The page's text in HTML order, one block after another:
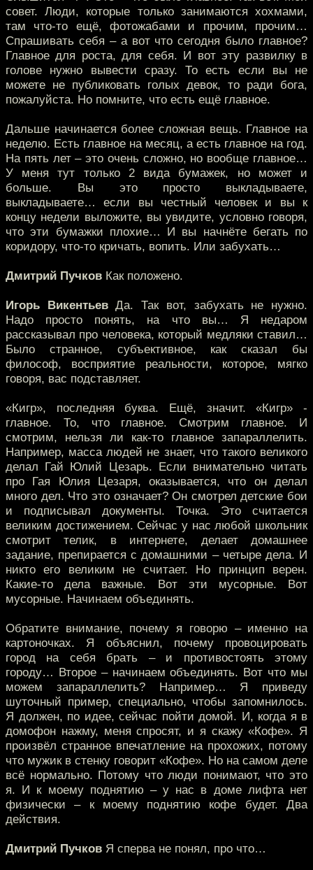
совет. Люди, которые только занимаются хохмами,
там что-то ещё, фотожабами и прочим, прочим…
Спрашивать себя – а вот что сегодня было главное?
Главное для роста, для себя. И вот эту развилку в
голове нужно вывести сразу. То есть если вы не
можете не публиковать голых девок, то ради бога,
пожалуйста. Но помните, что есть ещё главное.
Дальше начинается более сложная вещь. Главное на
неделю. Есть главное на месяц, а есть главное на год.
На пять лет – это очень сложно, но вообще главное…
У меня тут только 2 вида бумажек, но может и
больше. Вы это просто выкладываете,
выкладываете… если вы честный человек и вы к
концу недели выложите, вы увидите, условно говоря,
что эти бумажки плохие… И вы начнёте бегать по
коридору, что-то кричать, вопить. Или забухать…
Дмитрий Пучков Как положено.
Игорь ВикентьевДа. Так вот, забухать не нужно.
Надо просто понять, на что вы… Я недаром
рассказывал про человека, который медляки ставил…
Было странное, субъективное, как сказал бы
философ, восприятие реальности, которое, мягко
говоря, вас подставляет.
«Кигр», последняя буква. Ещё, значит. «Кигр» -
главное. То, что главное. Смотрим главное. И
смотрим, нельзя ли как-то главное запараллелить.
Например, масса людей не знает, что такого великого
делал Гай Юлий Цезарь. Если внимательно читать
про Гая Юлия Цезаря, оказывается, что он делал
много дел. Что это означает? Он смотрел детские бои
и подписывал документы. Точка. Это считается
великим достижением. Сейчас у нас любой школьник
смотрит телик, в интернете, делает домашнее
задание, препирается с домашними – четыре дела. И
никто его великим не считает. Но принцип верен.
Какие-то дела важные. Вот эти мусорные. Вот
мусорные. Начинаем объединять.
Обратите внимание, почему я говорю – именно на
картоночках. Я объяснил, почему провоцировать
город на себя брать – и противостоять этому
городу… Второе – начинаем объединять. Вот что мы
можем запараллелить? Например… Я приведу
шуточный пример, специально, чтобы запомнилось.
Я должен, по идее, сейчас пойти домой. И, когда я в
домофон нажму, меня спросят, и я скажу «Кофе». Я
произвёл странное впечатление на прохожих, потому
что мужик в стенку говорит «Кофе». Но на самом деле
всё нормально. Потому что люди понимают, что это
я. И к моему поднятию – у нас в доме лифта нет
физически – к моему поднятию кофе будет. Два
действия.
Дмитрий Пучков Я сперва не понял, про что…